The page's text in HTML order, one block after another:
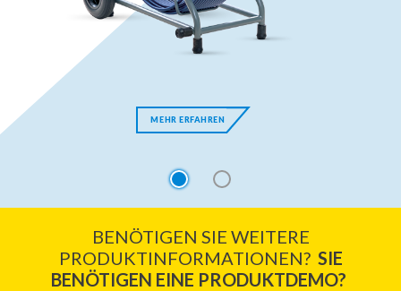
MEHR ERFAHREN
BENÖTIGEN SIE WEITERE
PRODUKTINFORMATIONEN? SIE
BENÖTIGEN EINE PRODUKTDEMO?